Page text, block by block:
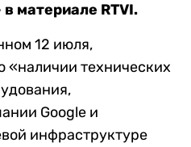
материале RTVI.
12 июля,
«наличии технических
Google и
инфраструктуре